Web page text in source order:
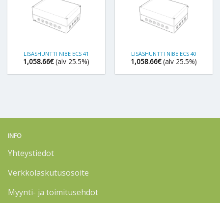
LISÄSHUNTTI NIBE ECS 41
1,058.66€ (alv 25.5%)
LISÄSHUNTTI NIBE ECS 40
1,058.66€ (alv 25.5%)
INFO
Yhteystiedot
Verkkolaskutusosoite
Myynti- ja toimitusehdot